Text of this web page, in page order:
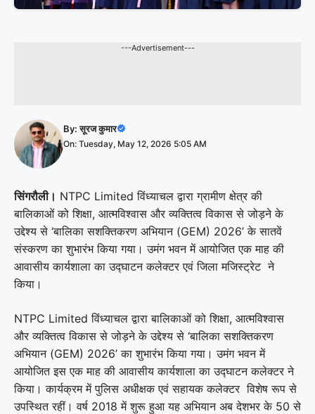
---Advertisement---
By:सूरज कुमार
On: Tuesday, May 12, 2026 5:05 AM
सिंगरौली। NTPC Limited विंध्याचल द्वारा ग्रामीण क्षेत्र की
बालिकाओं को शिक्षा, आत्मविश्वास और व्यक्तित्व विकास से जोड़ने के
उद्देश्य से ‘बालिका सशक्तिकरण अभियान (GEM) 2026’ के सातवें
संस्करण का शुभारंभ किया गया। उमंग भवन में आयोजित एक माह की
आवासीय कार्यशाला का उद्घाटन कलेक्टर एवं जिला मजिस्ट्रेट ने
किया।
NTPC Limited विंध्याचल द्वारा बालिकाओं को शिक्षा, आत्मविश्वास
और व्यक्तित्व विकास से जोड़ने के उद्देश्य से ‘बालिका सशक्तिकरण
अभियान (GEM) 2026’ का शुभारंभ किया गया। उमंग भवन में
आयोजित इस एक माह की आवासीय कार्यशाला का उद्घाटन कलेक्टर ने
किया। कार्यक्रम में पुलिस अधीक्षक एवं सहायक कलेक्टर विशेष रूप से
उपस्थित रहीं। वर्ष 2018 में शुरू हुआ यह अभियान अब देशभर के 50 से